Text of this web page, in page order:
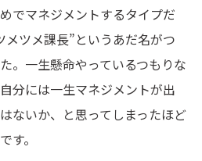
でマネジメントするタイプだ
メツメ課長”というあだ名がつ
。一生懸命やっているつもりな
分には一生マネジメントが出
ないか、と思ってしまったほど
す。